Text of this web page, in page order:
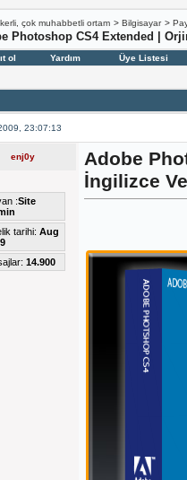
çok muhabbetli ortam > Bilgisayar >
Photoshop CS4 Extended |
ol Yardım Üye Listesi
23:07:13
enj0y
:Site
tarihi: Aug
14.900
Adobe
İngilizce